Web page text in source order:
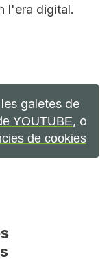
l'era digital.
galetes de
YOUTUBE, o
de cookies